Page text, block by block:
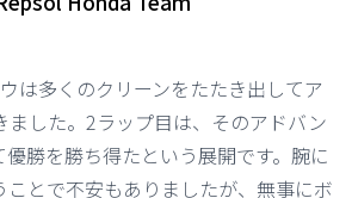
は多くのクリーンをたたき出してア
ました。2ラップ目は、そのアドバン
勝を勝ち得たという展開です。腕に
とで不安もありましたが、無事にボ